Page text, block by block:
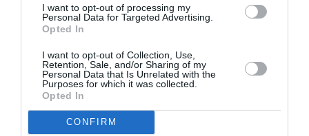
I want to opt-out of processing my
Personal Data for Targeted Advertising.
Opted In
I want to opt-out of Collection, Use,
Retention, Sale, and/or Sharing of my
Personal Data that Is Unrelated with the
Purposes for which it was collected.
Opted In
CONFIRM
Napolitano: “Flussi d’ingresso devono
integrarsi con il rispetto della persona
umana”
Articolo seguente
IMMIGRATI: TORINO, NELLA NOTTE